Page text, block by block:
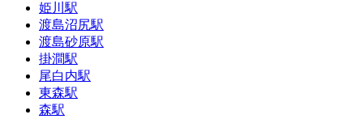
姫川駅
渡島沼尻駅
渡島砂原駅
掛澗駅
尾白内駅
東森駅
森駅